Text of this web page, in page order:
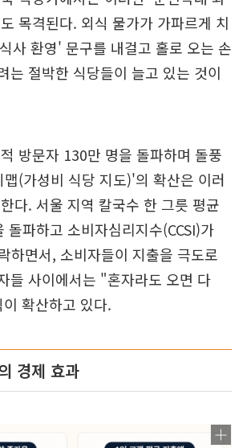
목격된다. 외식 물가가 가파르게 치
사 환영' 문구를 내걸고 홀로 오는 손
는 절박한 식당들이 늘고 있는 것이
방문자 130만 명을 돌파하며 돌풍
(가성비 식당 지도)'의 확산은 이러
다. 서울 지역 칼국수 한 그릇 평균
돌파하고 소비자심리지수(CCSI)가
하면서, 소비자들이 지출을 극도로
들 사이에서는 "혼자라도 오면 다
확산하고 있다.
경제 효과